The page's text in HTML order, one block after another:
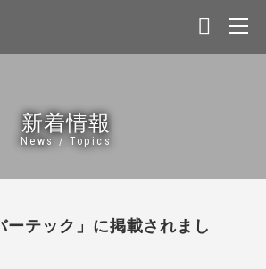
新着情報
News / Topics
ーテック」に掲載されまし